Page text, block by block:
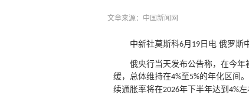
文章来源：中国新闻网
中新社莫斯科6月 19 日电 俄罗斯
俄央行当天发布公告称，在今
缓，总体维持在4%至5%的年化区间
续通胀率将在2026年下半年达到 4%左